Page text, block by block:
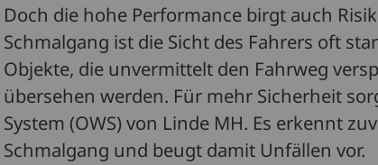
Doch die hohe Performance birgt auch
Schmalgang ist die Sicht des Fahrers oft
Objekte, die unvermittelt den Fahrweg
übersehen werden. Für mehr Sicherheit
System (OWS) von Linde MH. Es erkennt
Schmalgang und beugt damit Unfällen vor.